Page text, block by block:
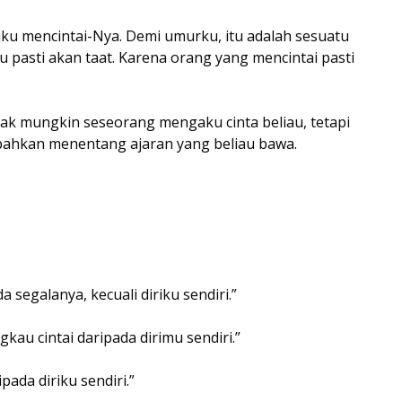
mencintai-Nya. Demi umurku, itu adalah sesuatu
pasti akan taat. Karena orang yang mencintai pasti
menentang ajaran yang beliau bawa.
segalanya, kecuali diriku sendiri.”
cintai daripada dirimu sendiri.”
diriku sendiri.”